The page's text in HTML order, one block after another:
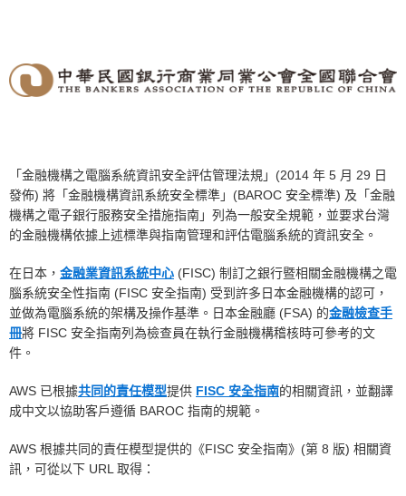
「金融機構之電腦系統資訊安全評估管理法規」(2014 年 5 月 29 日
發佈) 將「金融機構資訊系統安全標準」(BAROC 安全標準) 及「金融
機構之電子銀行服務安全措施指南」列為一般安全規範，並要求台灣
的金融機構依據上述標準與指南管理和評估電腦系統的資訊安全。
在日本， 金融業資訊系統中心 (FISC) 制訂之銀行暨相關金融機構之電
腦系統安全性指南 (FISC 安全指南) 受到許多日本金融機構的認可，
並做為電腦系統的架構及操作基準。日本金融廳 (FSA) 的金融檢查手
冊將 FISC 安全指南列為檢查員在執行金融機構稽核時可參考的文
件。
AWS 已根據共同的責任模型提供 FISC 安全指南的相關資訊，並翻譯
成中文以協助客戶遵循 BAROC 指南的規範。
AWS 根據共同的責任模型提供的《FISC 安全指南》(第 8 版) 相關資
訊，可從以下 URL 取得：